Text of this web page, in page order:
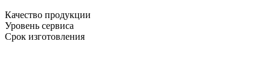
Качество продукции
Уровень сервиса
Срок изготовления